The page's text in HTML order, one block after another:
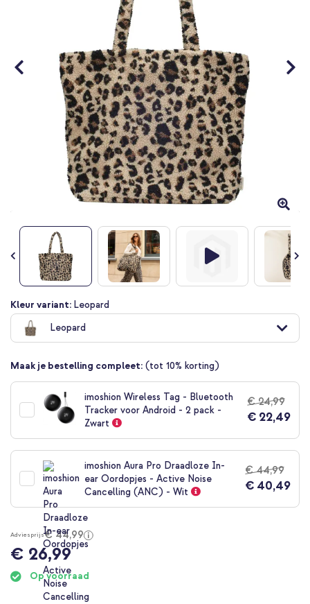
Ga
naar
begin
de
afbeeldingen-
Kleur variant: Leopard
Leopard
Maak je bestelling compleet: (tot 10% korting)
imoshion Wireless Tag - Bluetooth
Tracker voor Android - 2 pack -
Zwart
€ 24,99
€ 22,49
imoshion Aura Pro Draadloze In-
ear Oordopjes - Active Noise
Cancelling (ANC) - Wit
€ 44,99
€ 40,49
Adviesprijs€ 44,99
€ 26,99
Op voorraad